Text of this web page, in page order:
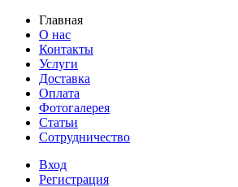
Главная
О нас
Контакты
Услуги
Доставка
Оплата
Фотогалерея
Статьи
Сотрудничество
Вход
Регистрация